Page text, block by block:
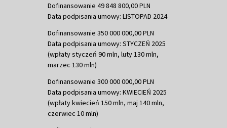
Dofinansowanie 49 848 800,00 PLN
Data podpisania umowy: LISTOPAD 2024
Dofinansowanie 350 000 000,00 PLN
Data podpisania umowy: STYCZEŃ 2025
(wpłaty styczeń 90 mln, luty 130 mln,
marzec 130 mln)
Dofinansowanie 300 000 000,00 PLN
Data podpisania umowy: KWIECIEŃ 2025
(wpłaty kwiecień 150 mln, maj 140 mln,
czerwiec 10 mln)